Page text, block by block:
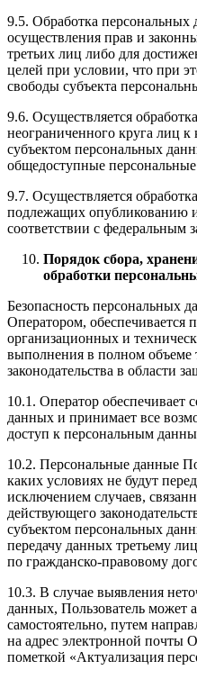
9.5. Обработка персональных
осуществления прав и
третьих лиц либо для
целей при условии, что при
свободы субъекта
9.6. Осуществляется
неограниченного круга лиц к
субъектом персональных
общедоступные
9.7. Осуществляется
подлежащих опубликованию
соответствии с федеральным
Порядок сбора,
обработки
Безопасность персональных
Оператором, обеспечивается
организационных и
выполнения в полном объеме
законодательства в области
10.1. Оператор обеспечивает
данных и принимает все
доступ к персональным
10.2. Персональные данные
каких условиях не будут
исключением случаев,
действующего
субъектом персональных
передачу данных третьему
по гражданско-правовому
10.3. В случае выявления
данных, Пользователь может
самостоятельно, путем
на адрес электронной почты
пометкой «Актуализация